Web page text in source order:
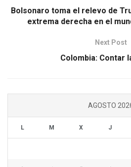
Bolsonaro toma el relevo de
extrema derecha en el
Next Post
Colombia: Contar
AGOSTO
L M X J